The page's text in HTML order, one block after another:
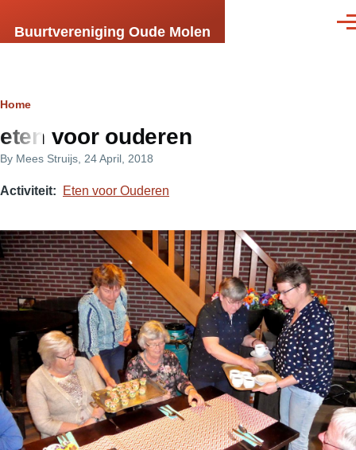
Buurtvereniging Oude Molen
Breadcrumb
Home
eten voor ouderen
By Mees Struijs , 24 April, 2018
Activiteit Eten voor Ouderen